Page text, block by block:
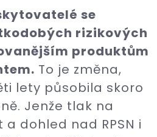
se
rizikových
produktům
To je změna,
lety působila skoro
Jenže tlak na
dohled nad RPSN i